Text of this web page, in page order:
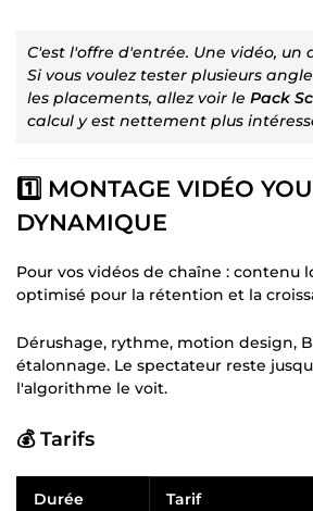
C'est l'offre d'entrée. Une vidéo, un
Si vous voulez tester plusieurs
les placements, allez voir le Pack
calcul y est nettement plus
1️⃣ MONTAGE VIDÉO
DYNAMIQUE
Pour vos vidéos de chaîne : contenu
optimisé pour la rétention et la
Dérushage, rythme, motion design,
étalonnage. Le spectateur reste
l'algorithme le voit.
💰 Tarifs
Durée Tarif